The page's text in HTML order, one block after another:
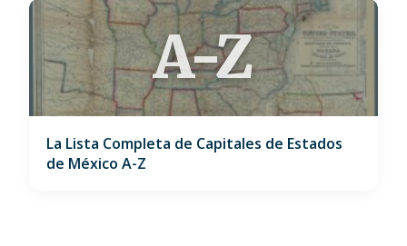
A-Z
La Lista Completa de Capitales de Estados
de México A-Z